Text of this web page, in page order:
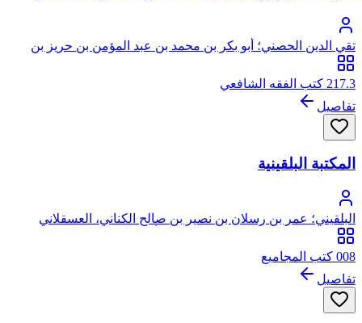
تقي الدين الحصني؛ أبو بكر بن محمد بن عبد المؤمن بن حريز بن
معلى الحسيني الحصني، تقي الدين
217.3 كتب الفقه الشافعي
تفاصيل
المكتبة البلقينية
البلقيني؛ عمر بن رسلان بن نصير بن صالح الكناني، العسقلاني
الأصل، ثم البلقيني المصري الشافعي، أبو حفص، سراج الدين
008 كتب المجاميع
تفاصيل